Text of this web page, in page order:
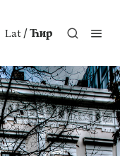
Lat /Ћир